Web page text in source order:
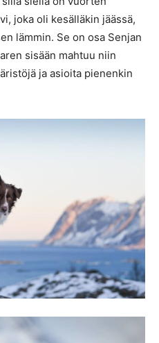
joka oli kesälläkin jäässä,
lämmin. Se on osa Senjan
sisään mahtuu niin
ja asioita pienenkin